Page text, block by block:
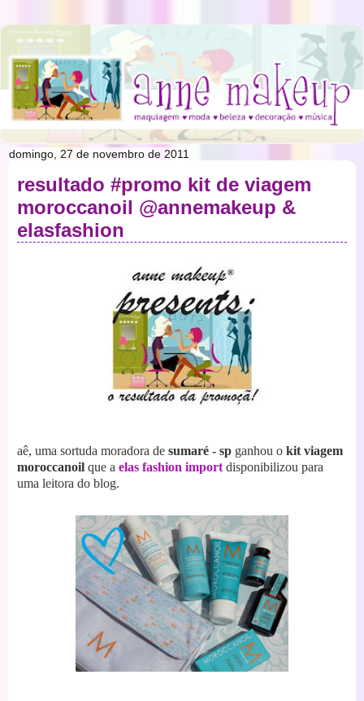
domingo, 27 de novembro de 2011
resultado #promo kit de viagem
moroccanoil @annemakeup &
elasfashion
aê, uma sortuda moradora de sumaré - sp ganhou o kit viagem
moroccanoil que a elas fashion import disponibilizou para
uma leitora do blog.